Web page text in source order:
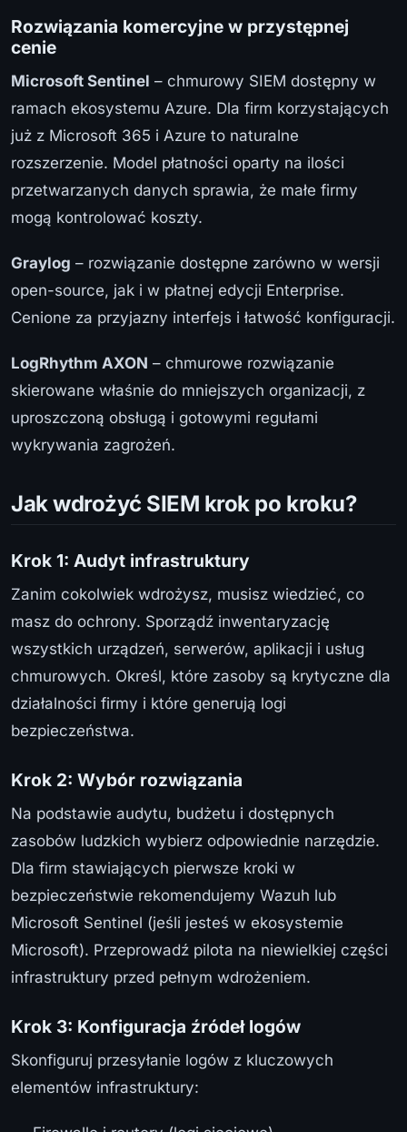
Rozwiązania komercyjne w przystępnej
cenie
Microsoft Sentinel – chmurowy SIEM dostępny w
ramach ekosystemu Azure. Dla firm korzystających
już z Microsoft 365 i Azure to naturalne
rozszerzenie. Model płatności oparty na ilości
przetwarzanych danych sprawia, że małe firmy
mogą kontrolować koszty.
Graylog – rozwiązanie dostępne zarówno w wersji
open-source, jak i w płatnej edycji Enterprise.
Cenione za przyjazny interfejs i łatwość konfiguracji.
LogRhythm AXON – chmurowe rozwiązanie
skierowane właśnie do mniejszych organizacji, z
uproszczoną obsługą i gotowymi regułami
wykrywania zagrożeń.
Jak wdrożyć SIEM krok po kroku?
Krok 1: Audyt infrastruktury
Zanim cokolwiek wdrożysz, musisz wiedzieć, co
masz do ochrony. Sporządź inwentaryzację
wszystkich urządzeń, serwerów, aplikacji i usług
chmurowych. Określ, które zasoby są krytyczne dla
działalności firmy i które generują logi
bezpieczeństwa.
Krok 2: Wybór rozwiązania
Na podstawie audytu, budżetu i dostępnych
zasobów ludzkich wybierz odpowiednie narzędzie.
Dla firm stawiających pierwsze kroki w
bezpieczeństwie rekomendujemy Wazuh lub
Microsoft Sentinel (jeśli jesteś w ekosystemie
Microsoft). Przeprowadź pilota na niewielkiej części
infrastruktury przed pełnym wdrożeniem.
Krok 3: Konfiguracja źródeł logów
Skonfiguruj przesyłanie logów z kluczowych
elementów infrastruktury: